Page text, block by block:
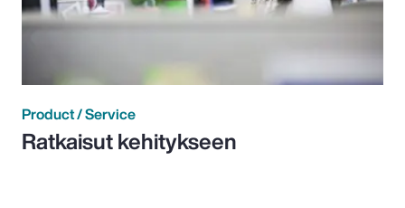
Product / Service
Ratkaisut kehitykseen